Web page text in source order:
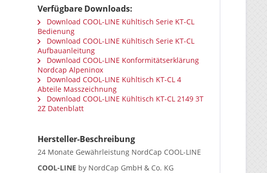
Verfügbare Downloads:
Download COOL-LINE Kühltisch Serie KT-CL
Bedienung
Download COOL-LINE Kühltisch Serie KT-CL
Aufbauanleitung
Download COOL-LINE Konformitätserklärung
Nordcap Alpeninox
Download COOL-LINE Kühltisch KT-CL 4
Abteile Masszeichnung
Download COOL-LINE Kühltisch KT-CL 2149 3T
2Z Datenblatt
Hersteller-Beschreibung
24 Monate Gewährleistung NordCap COOL-LINE
COOL-LINE by NordCap GmbH & Co. KG